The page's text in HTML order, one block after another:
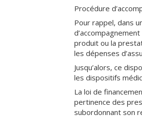
Procédure
Pour rappel, dans
produit ou la
les dépenses
Jusqu’alors, ce
les dispositifs
La loi de
pertinence des
subordonnant son